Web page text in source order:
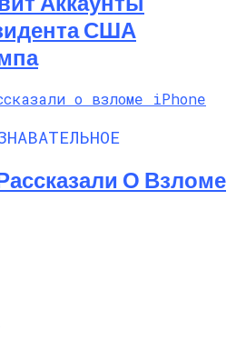
США
О Взломе